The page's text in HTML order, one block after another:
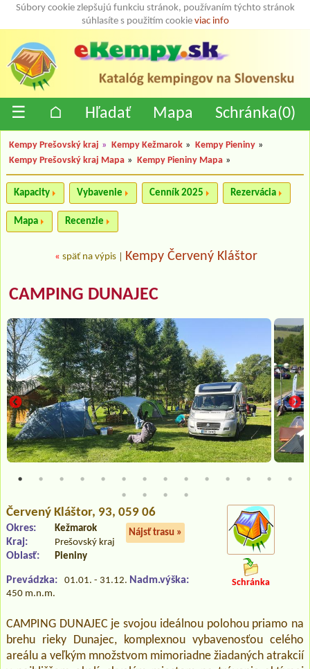
Súbory cookie zlepšujú funkciu stránok, používaním týchto stránok
súhlasíte s použitím cookie viac info
☰ ⌂ Hľadať Mapa Schránka(0)
Kempy Prešovský kraj » Kempy Kežmarok » Kempy Pieniny »
Kempy Prešovský kraj Mapa » Kempy Pieniny Mapa »
Kapacity Vybavenie Cenník 2025 Rezervácia
Mapa Recenzie
« späť na výpis Kempy Červený Kláštor
CAMPING DUNAJEC
Červený Kláštor, 93, 059 06
Nájsť trasu »
Okres: Kežmarok
Kraj: Prešovský kraj
Oblasť: Pieniny
Prevádzka: 01.01. - 31.12. Nadm.výška:
450 m.n.m.
Schránka
CAMPING DUNAJEC je svojou ideálnou polohou priamo na
brehu rieky Dunajec, komplexnou vybavenosťou celého
areálu a veľkým množstvom mimoriadne žiadaných atrakcií